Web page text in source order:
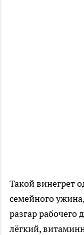
Такой винегрет
семейного
разгар
лёгкий,